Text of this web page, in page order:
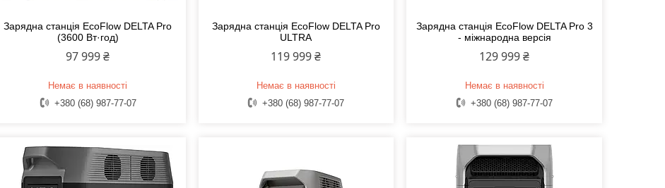
Зарядна станція EcoFlow DELTA Pro
(3600 Вт·год)
97 999 ₴
Немає в наявності
+380 (68) 987-77-07
Зарядна станція EcoFlow DELTA Pro
ULTRA
119 999 ₴
Немає в наявності
+380 (68) 987-77-07
Зарядна станція EcoFlow DELTA Pro 3
- міжнародна версія
129 999 ₴
Немає в наявності
+380 (68) 987-77-07